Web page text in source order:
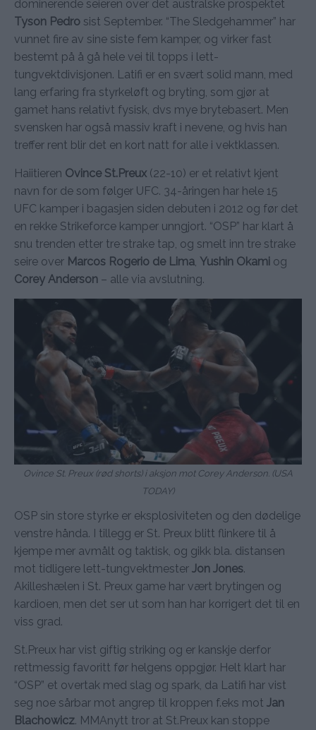
dominerende seieren over det australske prospektet
Tyson Pedro sist September. “The Sledgehammer” har
vunnet fire av sine siste fem kamper, og virker fast
bestemt på å gå hele vei til topps i lett-
tungvektdivisjonen. Latifi er en svært solid mann, med
lang erfaring fra styrkeløft og bryting, som gjør at
gamet hans relativt fysisk, dvs mye brytebasert. Men
svensken har også massiv kraft i nevene, og hvis han
treffer rent blir det en kort natt for alle i vektklassen.
Haiitieren Ovince St.Preux (22-10) er et relativt kjent
navn for de som følger UFC. 34-åringen har hele 15
UFC kamper i bagasjen siden debuten i 2012 og før det
en rekke Strikeforce kamper unngjort. “OSP” har klart å
snu trenden etter tre strake tap, og smelt inn tre strake
seire over Marcos Rogerio de Lima Yushin Okami og
Corey Anderson – alle via avslutning.
Ovince St. Preux (rød shorts) i aksjon mot Corey Anderson. (USA
TODAY)
OSP sin store styrke er eksplosiviteten og den dødelige
venstre hånda. I tillegg er St. Preux blitt flinkere til å
kjempe mer avmålt og taktisk, og gikk bla. distansen
mot tidligere lett-tungvektmester Jon Jones.
Akilleshælen i St. Preux game har vært brytingen og
kardioen, men det ser ut som han har korrigert det til en
viss grad.
St.Preux har vist giftig striking og er kanskje derfor
rettmessig favoritt før helgens oppgjør. Helt klart har
“OSP” et overtak med slag og spark, da Latifi har vist
seg noe sårbar mot angrep til kroppen f.eks mot Jan
Blachowicz. MMAnytt tror at St.Preux kan stoppe